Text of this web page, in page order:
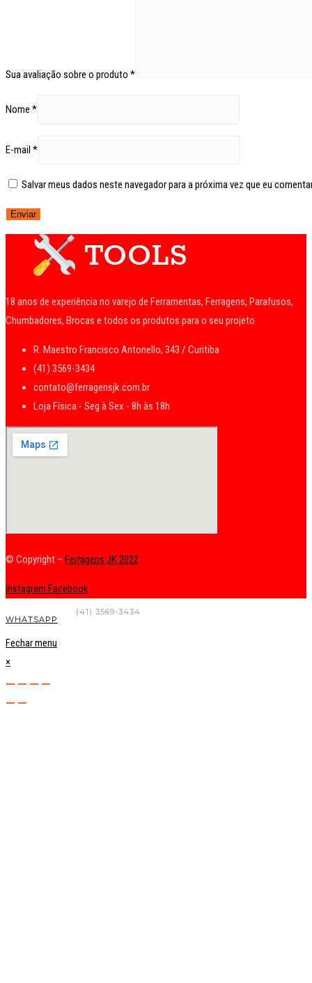
Sua avaliação sobre o produto *
Nome *
E-mail *
Salvar meus dados neste navegador para a próxima vez que eu
18 anos de experiência no varejo de Ferramentas, Ferragens, Parafusos,
Chumbadores, Brocas e todos os produtos para o seu projeto
R. Maestro Francisco Antonello, 343 / Curitiba
(41) 3569-3434
contato@ferragensjk.com.br
Loja Física - Seg à Sex - 8h às 18h
© Copyright – Ferragens JK 2022
Instagram Facebook
(41) 3569-3434
WHATSAPP
Fechar menu
×